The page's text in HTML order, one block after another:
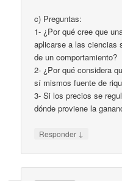
c) Preguntas:
1- ¿Por qué cree que
aplicarse a las ciencias
de un comportamiento?
2- ¿Por qué considera
sí mismos fuente de
3- Si los precios se
dónde proviene la
Responder ↓